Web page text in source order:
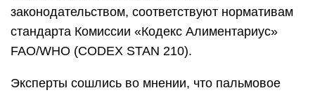
законодательством, соответствуют нормативам
стандарта Комиссии «Кодекс Алиментариус»
FAO/WHO (CODEX STAN 210).
Эксперты сошлись во мнении, что пальмовое